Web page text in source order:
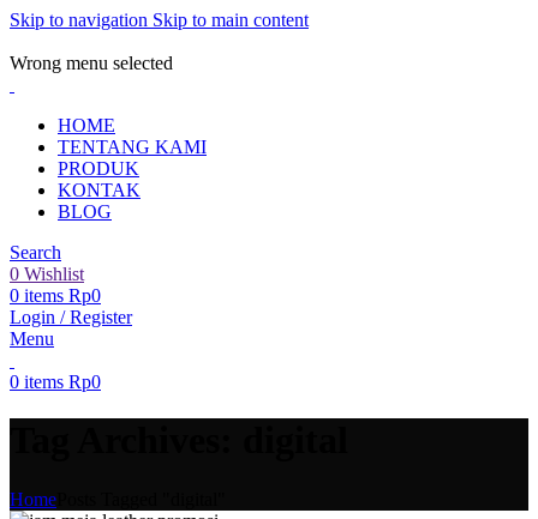
Skip to navigation Skip to main content
Wrong menu selected
HOME
TENTANG KAMI
PRODUK
KONTAK
BLOG
Search
0 Wishlist
0 items Rp0
Login / Register
Menu
0 items Rp0
Home